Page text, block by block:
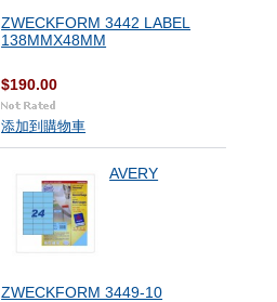
ZWECKFORM 3442 LABEL
138MMX48MM
$190.00
添加到購物車
AVERY
ZWECKFORM 3449-10